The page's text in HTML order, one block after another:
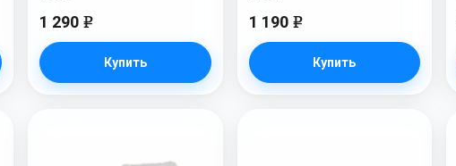
1 290 e
Купить
1 190 e
Купить